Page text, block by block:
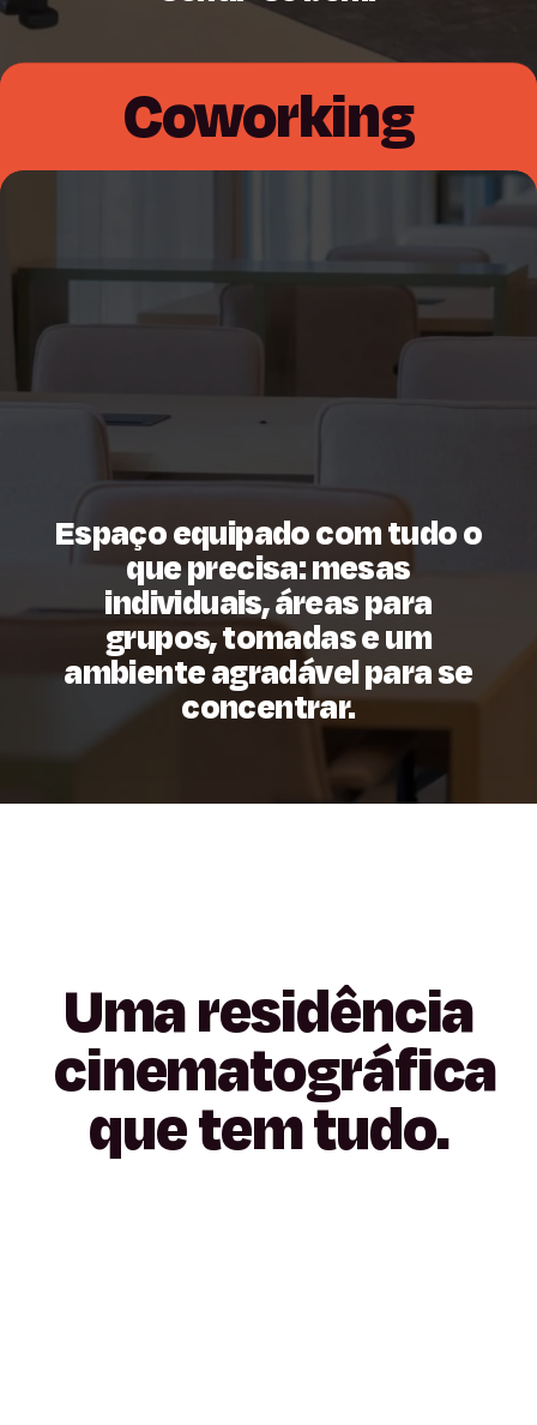
Coworking
Espaço equipado com tudo o
que precisa: mesas
individuais, áreas para
grupos, tomadas e um
ambiente agradável para se
concentrar.
Umaresidência
cinematográfica
quetemtudo.